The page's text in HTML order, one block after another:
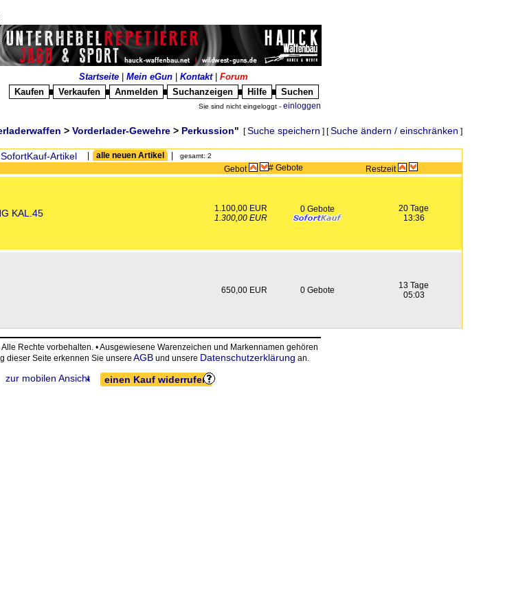
Startseite Mein eGun Kontakt| Forum
Kaufen
Verkaufen Anmelden Suchanzeigen Hilfe Suchen
Sie sind nicht eingeloggt - einloggen
> Vorderlader-Gewehre > Perkussion" [Suche speichern ] [Suche ändern / einschränken ]
SofortKauf-Artikel alle neuen Artikel gesamt: 2
Gebot # Gebote Restzeit
KAL.45
1.100,00 EUR
1.300,00 EUR
0 Gebote
20 Tage
13:36
650,00 EUR 0 Gebote
13 Tage
05:03
Rechte vorbehalten. • Ausgewiesene Warenzeichen und Markennamen gehören
dieser Seite erkennen Sie unsere AGBund unsere Datenschutzerklärung an.
zur mobilen Ansicht einen Kauf widerrufen